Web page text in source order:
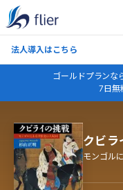
法人導入はこちら
ゴールドプランな
7日無
クビラ
モンゴル